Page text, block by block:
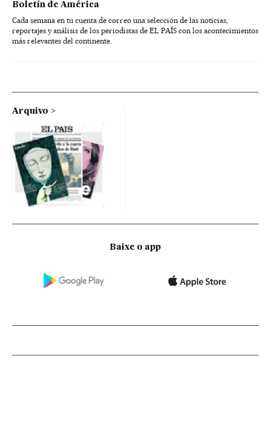
Boletín de América
Cada semana en tu cuenta de correo una selección de las noticias,
reportajes y análisis de los periodistas de EL PAÍS con los acontecimientos
más relevantes del continente.
Arquivo
Baixe o app